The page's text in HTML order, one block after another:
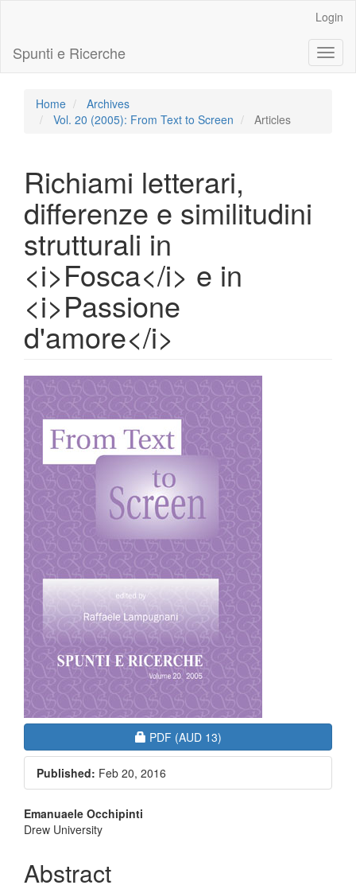
Content
Sidebar
Login
Spunti e Ricerche
Home
Archives
Vol. 20 (2005): From Text to Screen
Articles
Richiami letterari,
differenze e similitudini
strutturali in
<i>Fosca</i> e in
<i>Passione
d'amore</i>
Article
Sidebar
Requires Subscription or Fee
PDF (AUD 13)
Published: Feb 20, 2016
Main
Article
Content
Emanuaele Occhipinti
Drew University
Abstract